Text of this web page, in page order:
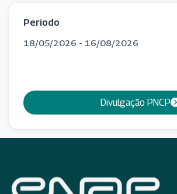
Periodo
18/05/2026 - 16/08/2026
Divulgação PNCP